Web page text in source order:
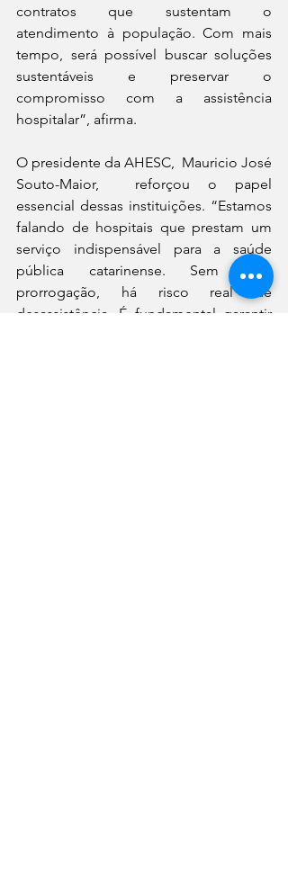
contratos que sustentam o
atendimento à população. Com mais
tempo, será possível buscar soluções
sustentáveis e preservar o
compromisso com a assistência
hospitalar”, afirma.
O presidente da AHESC,  Mauricio José
Souto-Maior,  reforçou o papel
essencial dessas instituições. “Estamos
falando de hospitais que prestam um
serviço indispensável para a saúde
pública catarinense. Sem essa
prorrogação, há risco real de
desassistência. É fundamental garantir